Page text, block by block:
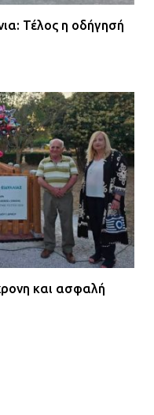
Τέλος η οδήγησή
και ασφαλή